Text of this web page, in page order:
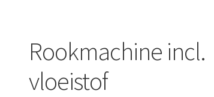
Rookmachine incl.
vloeistof